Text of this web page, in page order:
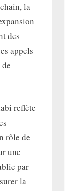
la
des
appels
reflète
rôle de
une
par
la